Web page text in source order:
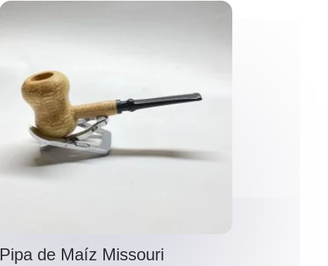
Pipa de Maíz Missouri